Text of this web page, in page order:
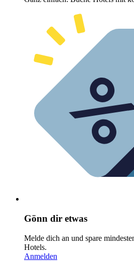
Gönn dir etwas
Melde dich an und spare
Hotels.
Anmelden